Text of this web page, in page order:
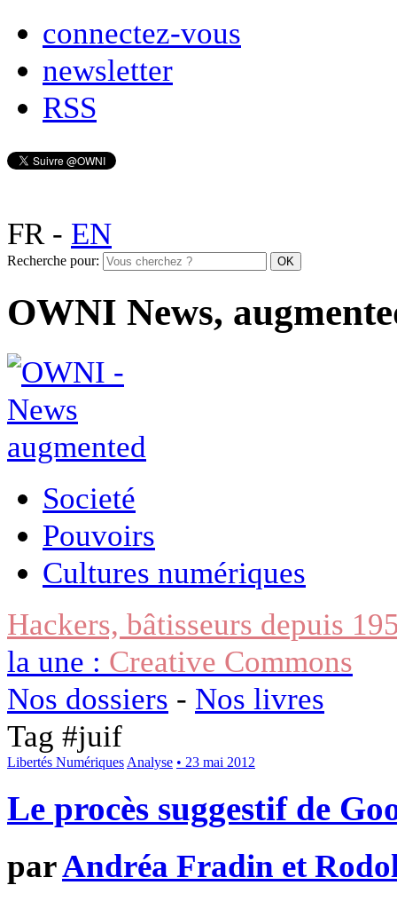
connectez-vous
newsletter
RSS
FR- EN
Recherche pour:
OWNI News,
Societé
Pouvoirs
Cultures numériques
Hackers, bâtisseurs depuis
la une : Creative Commons
Nos dossiers - Nos livres
Tag #juif
Libertés Numériques Analyse • 23 mai 2012
Le procès suggestif de
parAndréa Fradin et